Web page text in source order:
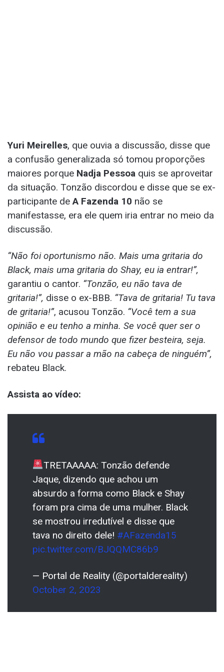
Yuri Meirelles, que ouvia a discussão, disse que
a confusão generalizada só tomou proporções
maiores porque Nadja Pessoa quis se aproveitar
da situação. Tonzão discordou e disse que se ex-
participante de A Fazenda 10 não se
manifestasse, era ele quem iria entrar no meio da
discussão.
“Não foi oportunismo não. Mais uma gritaria do
Black, mais uma gritaria do Shay, eu ia entrar!”,
garantiu o cantor. “Tonzão, eu não tava de
gritaria!”, disse o ex-BBB. “Tava de gritaria! Tu tava
de gritaria!”, acusou Tonzão. “Você tem a sua
opinião e eu tenho a minha. Se você quer ser o
defensor de todo mundo que fizer besteira, seja.
Eu não vou passar a mão na cabeça de ninguém”,
rebateu Black.
Assista ao vídeo:
TRETAAAAA: Tonzão defende
Jaque, dizendo que achou um
absurdo a forma como Black e Shay
foram pra cima de uma mulher. Black
se mostrou irredutível e disse que
tava no direito dele! #AFazenda15
pic.twitter.com/BJQQMC86b9
— Portal de Reality (@portaldereality)
October 2, 2023